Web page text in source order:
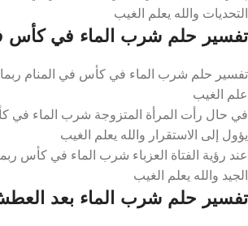
التحديات والله يعلم الغيب
تفسير حلم شرب الماء في كأس
تفسير حلم شرب الماء في كأس في المنام ربما
علم الغيب
في حال رأت المرأة المتزوجة شرب الماء في
يؤول إلى الاستقرار والله يعلم الغيب
عند رؤية الفتاة العزباء شرب الماء في كأس
الجيد والله يعلم الغيب
تفسير حلم شرب الماء بعد